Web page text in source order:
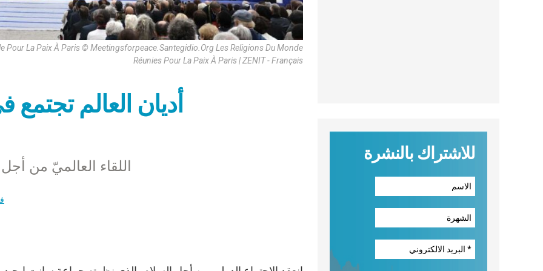
Pour La Paix À Paris © Meetingsforpeace.Santegidio.Org Les Religions Du Monde
Réunies Pour La Paix À Paris | ZENIT - Français
أديان العالم
اللقاء العالميّ من
للاشتراك بالنشرة